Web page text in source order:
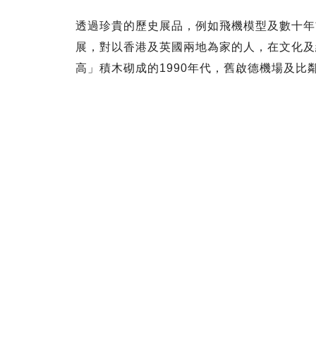
透過珍貴的歷史展品，例如飛機模型及數十
展，對以香港及英國兩地為家的人，在文化
高」積木砌成的1990年代，舊啟德機場及比